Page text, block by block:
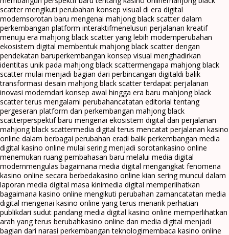
scatter mengikuti perubahan konsep visual di era digital
modernsorotan baru mengenai mahjong black scatter dalam
perkembangan platform interaktifmenelusuri perjalanan kreatif
menuju era mahjong black scatter yang lebih modernperubahan
ekosistem digital membentuk mahjong black scatter dengan
pendekatan baruperkembangan konsep visual menghadirkan
identitas unik pada mahjong black scattermengapa mahjong black
scatter mulai menjadi bagian dari perbincangan digitaldi balik
transformasi desain mahjong black scatter terdapat perjalanan
inovasi moderndari konsep awal hingga era baru mahjong black
scatter terus mengalami perubahancatatan editorial tentang
pergeseran platform dan perkembangan mahjong black
scatterperspektif baru mengenai ekosistem digital dan perjalanan
mahjong black scattermedia digital terus mencatat perjalanan kasino
online dalam berbagai perubahan eradi balik perkembangan media
digital kasino online mulai sering menjadi sorotankasino online
menemukan ruang pembahasan baru melalui media digital
modernmengulas bagaimana media digital mengangkat fenomena
kasino online secara berbedakasino online kian sering muncul dalam
laporan media digital masa kinimedia digital memperlihatkan
bagaimana kasino online mengikuti perubahan zamancatatan media
digital mengenai kasino online yang terus menarik perhatian
publikdari sudut pandang media digital kasino online memperlihatkan
arah yang terus berubahkasino online dan media digital menjadi
bagian dari narasi perkembangan teknologimembaca kasino online